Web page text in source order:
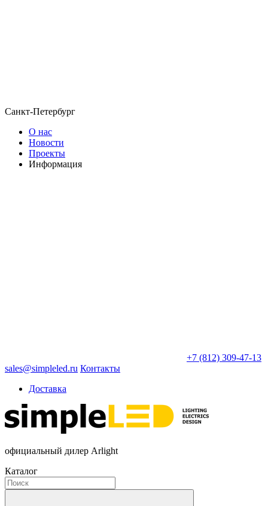
Санкт-Петербург
О нас
Новости
Проекты
Информация
+7 (812) 309-47-13
sales@simpleled.ru Контакты
Доставка
официальный дилер Arlight
Каталог